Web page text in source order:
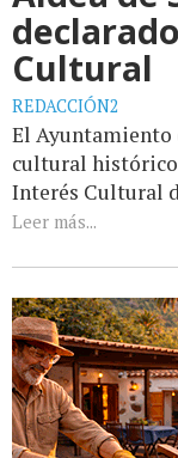
Cultural
REDACCIÓN2
El Ayuntamiento
cultural
Interés Cultural
Leer más...